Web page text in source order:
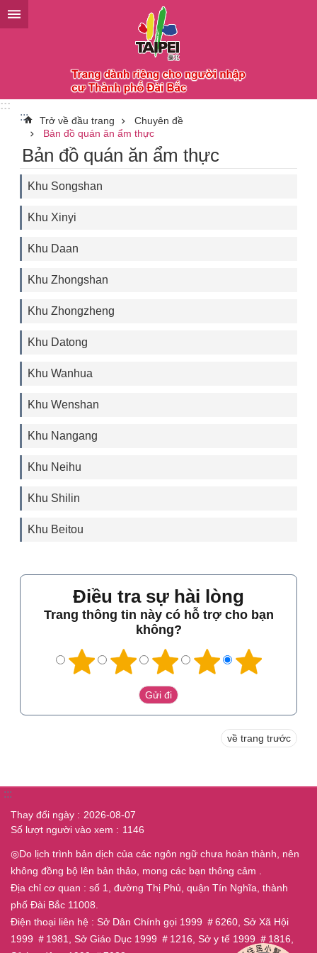
Chuyển đến khối nội dung chính
:::
:::
Trở về đầu trang
Chuyên đề
Bản đồ quán ăn ẩm thực
Bản đồ quán ăn ẩm thực
Khu Songshan
Khu Xinyi
Khu Daan
Khu Zhongshan
Khu Zhongzheng
Khu Datong
Khu Wanhua
Khu Wenshan
Khu Nangang
Khu Neihu
Khu Shilin
Khu Beitou
Điều tra sự hài lòng
Trang thông tin này có hỗ trợ cho bạn
không?
về trang trước
:::
Thay đổi ngày
2026-08-07
Số lượt người vào xem
1146
◎Do lịch trình bản dịch của các ngôn ngữ chưa hoàn thành, nên
không đồng bộ lên bản thảo, mong các bạn thông cảm .
Địa chỉ cơ quan : số 1, đường Thị Phủ, quận Tín Nghĩa, thành
phố Đài Bắc 11008.
Điện thoại liên hệ : Sở Dân Chính gọi 1999 ＃6260, Sở Xã Hội
1999 ＃1981, Sở Giáo Dục 1999 ＃1216, Sở y tế 1999 ＃1816,